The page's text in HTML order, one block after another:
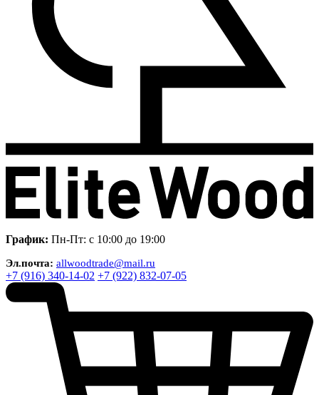
График: Пн-Пт: с 10:00 до 19:00
Эл.почта: allwoodtrade@mail.ru
+7 (916) 340-14-02 +7 (922) 832-07-05